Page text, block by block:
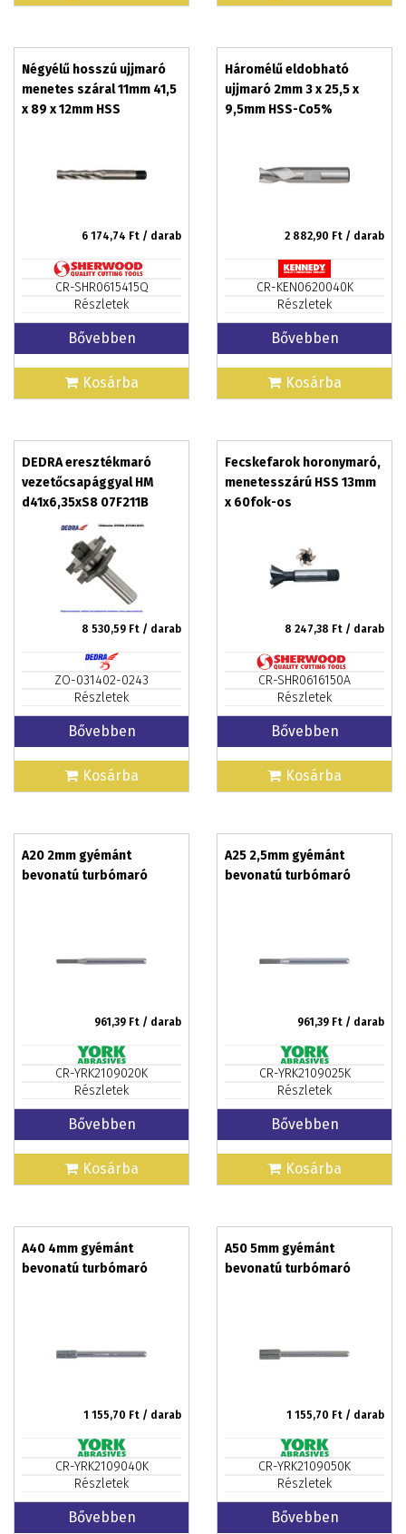
Négyélű hosszú ujjmaró
menetes száral 11mm 41,5
x 89 x 12mm HSS
6 174,74 Ft / darab
CR-SHR0615415Q
Részletek
Bővebben
Kosárba
Háromélű eldobható
ujjmaró 2mm 3 x 25,5 x
9,5mm HSS-Co5%
2 882,90 Ft / darab
CR-KEN0620040K
Részletek
Bővebben
Kosárba
DEDRA eresztékmaró
vezetőcsapággyal HM
d41x6,35xS8 07F211B
8 530,59 Ft / darab
ZO-031402-0243
Részletek
Bővebben
Kosárba
Fecskefarok horonymaró,
menetesszárú HSS 13mm
x 60fok-os
8 247,38 Ft / darab
CR-SHR0616150A
Részletek
Bővebben
Kosárba
A20 2mm gyémánt
bevonatú turbómaró
961,39 Ft / darab
CR-YRK2109020K
Részletek
Bővebben
Kosárba
A25 2,5mm gyémánt
bevonatú turbómaró
961,39 Ft / darab
CR-YRK2109025K
Részletek
Bővebben
Kosárba
A40 4mm gyémánt
bevonatú turbómaró
1 155,70 Ft / darab
CR-YRK2109040K
Részletek
Bővebben
A50 5mm gyémánt
bevonatú turbómaró
1 155,70 Ft / darab
CR-YRK2109050K
Részletek
Bővebben